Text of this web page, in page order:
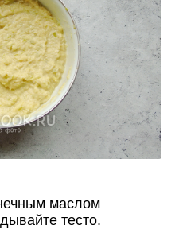
маслом
тесто.